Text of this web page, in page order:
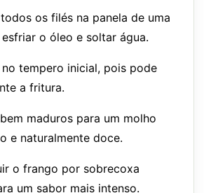
os filés na panela de uma
o óleo e soltar água.
no tempero inicial, pois pode
a fritura.
maduros para um molho
e naturalmente doce.
o frango por sobrecoxa
um sabor mais intenso.